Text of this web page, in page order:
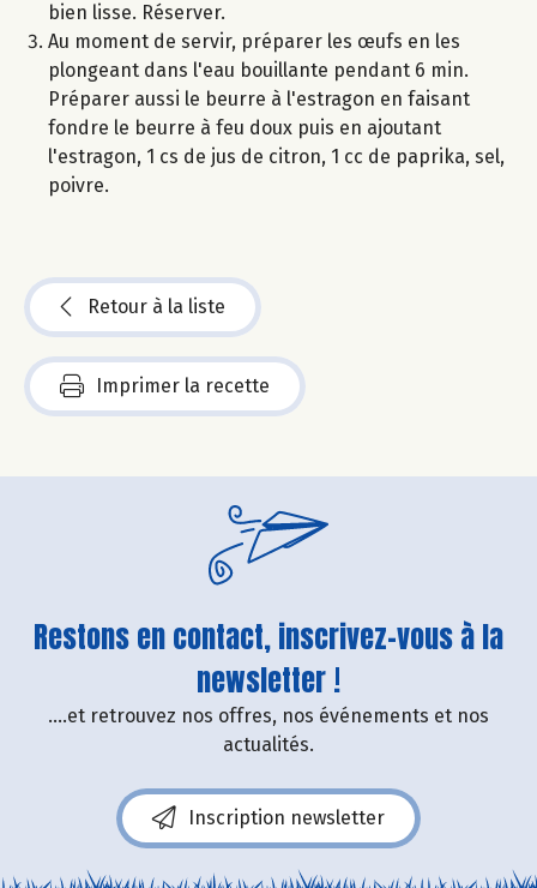
bien lisse. Réserver.
Au moment de servir, préparer les œufs en les
plongeant dans l'eau bouillante pendant 6 min.
Préparer aussi le beurre à l'estragon en faisant
fondre le beurre à feu doux puis en ajoutant
l'estragon, 1 cs de jus de citron, 1 cc de paprika, sel,
poivre.
Retour à la liste
Imprimer la recette
Restons en contact, inscrivez-vous à la
newsletter !
....et retrouvez nos offres, nos événements et nos
actualités.
Inscription newsletter